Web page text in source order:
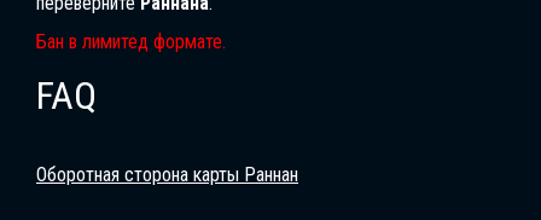
Бан в лимитед формате.
FAQ
Оборотная сторона карты Раннан